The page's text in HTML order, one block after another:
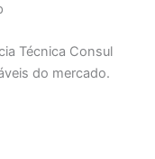
Técnica Consul
do mercado.